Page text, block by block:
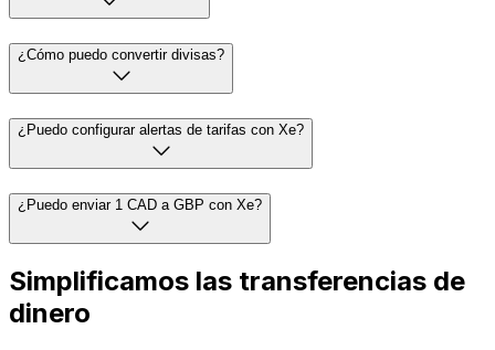
¿Cómo puedo convertir divisas?
¿Puedo configurar alertas de tarifas con Xe?
¿Puedo enviar 1 CAD a GBP con Xe?
Simplificamos las transferencias de
dinero